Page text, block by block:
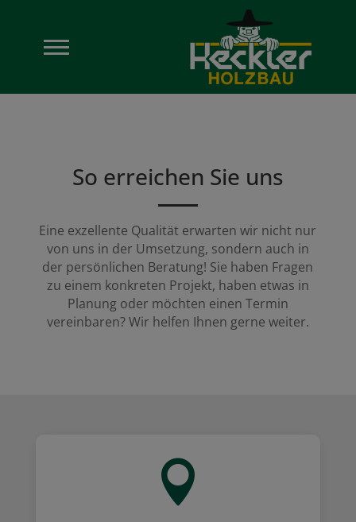
So erreichen Sie uns
Eine exzellente Qualität erwarten wir nicht nur
von uns in der Umsetzung, sondern auch in
der persönlichen Beratung! Sie haben Fragen
zu einem konkreten Projekt, haben etwas in
Planung oder möchten einen Termin
vereinbaren? Wir helfen Ihnen gerne weiter.
